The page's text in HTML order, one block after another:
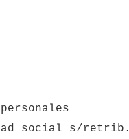
social s/retrib.